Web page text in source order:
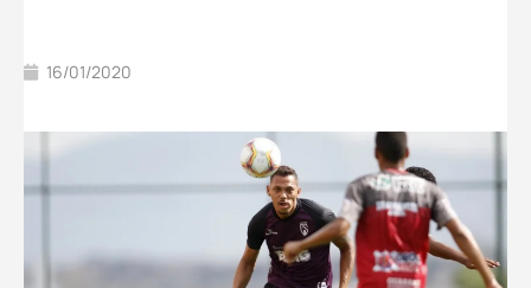
16/01/2020